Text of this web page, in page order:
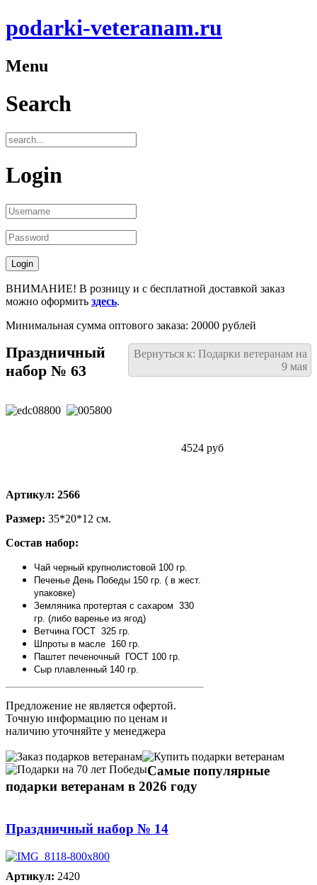
podarki-veteranam.ru
Menu
Search
Login
ВНИМАНИЕ! В розницу и с бесплатной доставкой заказ
можно оформить здесь.
Минимальная сумма оптового заказа: 20000 рублей
Вернуться к: Подарки ветеранам на
9 мая
Праздничный
набор № 63
4524 руб
Артикул: 2566
Размер: 35*20*12 см.
Состав набор:
Чай черный крупнолистовой 100 гр.
Печенье День Победы 150 гр. ( в жест.
упаковке)
Земляника протертая с сахаром 330
гр. (либо варенье из ягод)
Ветчина ГОСТ 325 гр.
Шпроты в масле 160 гр.
Паштет печеночный ГОСТ 100 гр.
Сыр плавленный 140 гр.
Предложение не является офертой.
Точную информацию по ценам и
наличию уточняйте у менеджера
Самые популярные
подарки ветеранам в 2026 году
Праздничный набор № 14
Артикул: 2420